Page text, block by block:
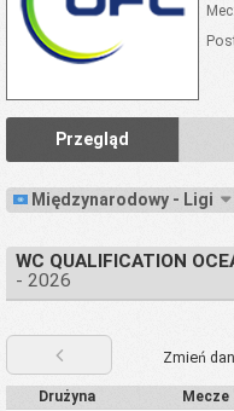
Przegląd
Międzynarodowy - Ligi
WC QUALIFICATION
- 2026
Zmień
Drużyna Mecze